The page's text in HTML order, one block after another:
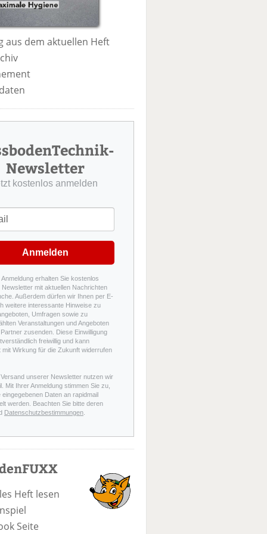
aus dem aktuellen Heft
Newsletter
kostenlos anmelden
Anmelden
erhalten Sie kostenlos
Newsletter mit aktuellen Nachrichten
Außerdem dürfen wir Ihnen per E-
weitere interessante Hinweise zu
Umfragen sowie zu
Veranstaltungen und Angeboten
zusenden. Diese Einwilligung
freiwillig und kann
mit Wirkung für die Zukunft widerrufen
unserer Newsletter nutzen wir
Mit Ihrer Anmeldung stimmen Sie zu,
eingegebenen Daten an rapidmail
werden. Beachten Sie bitte deren
Datenschutzbestimmungen.
Heft lesen
Seite